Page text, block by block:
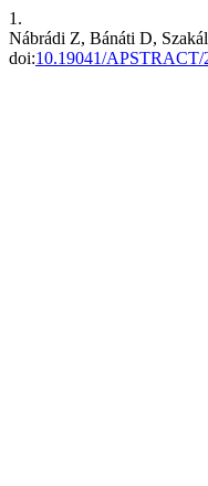
1.
Nábrádi Z, Bánáti D,
doi:10.19041/APSTRACT/